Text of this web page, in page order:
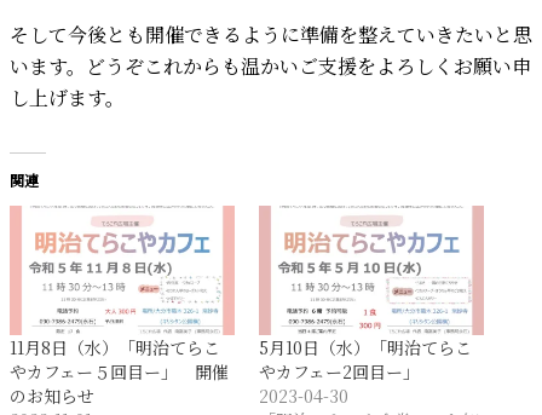
そして今後とも開催できるように準備を整えていきたいと思
います。どうぞこれからも温かいご支援をよろしくお願い申
し上げます。
関連
11月8日（水）「明治てらこ
やカフェー５回目ー」 開催
のお知らせ
5月10日（水）「明治てらこ
やカフェー2回目ー」
2023-04-30